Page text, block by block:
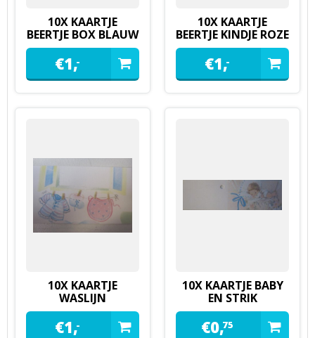
10X KAARTJE
BEERTJE BOX BLAUW
€1,-
10X KAARTJE
BEERTJE KINDJE ROZE
€1,-
10X KAARTJE
WASLIJN
BABYSHOWER
€1,-
10X KAARTJE BABY
EN STRIK
€0,75